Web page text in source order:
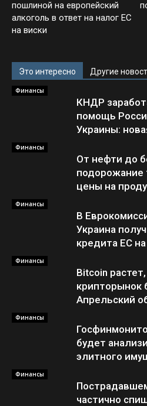
пошлиной на европейский
алкоголь в ответ на налог ЕС
на виски
Это интересно Другие
Финансы
КНДР
помощь
Украины:
Финансы
От нефти до
подорожание
цены на
Финансы
В
Украина
кредита ЕС
Финансы
Bitcoin
крипторынок
Апрельский
Финансы
будет
элитного
Финансы
частично